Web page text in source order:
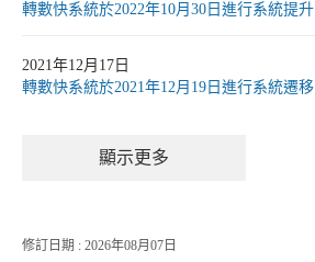
轉數快系統於2022年10月30日進行系統提升
2021年12月17日
轉數快系統於2021年12月19日進行系統遷移
顯示更多
修訂日期 : 2026年08月07日